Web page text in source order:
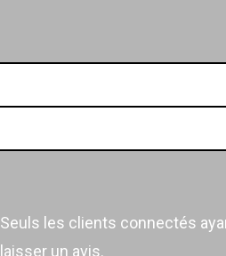
Seuls les clients connectés
laisser un avis.